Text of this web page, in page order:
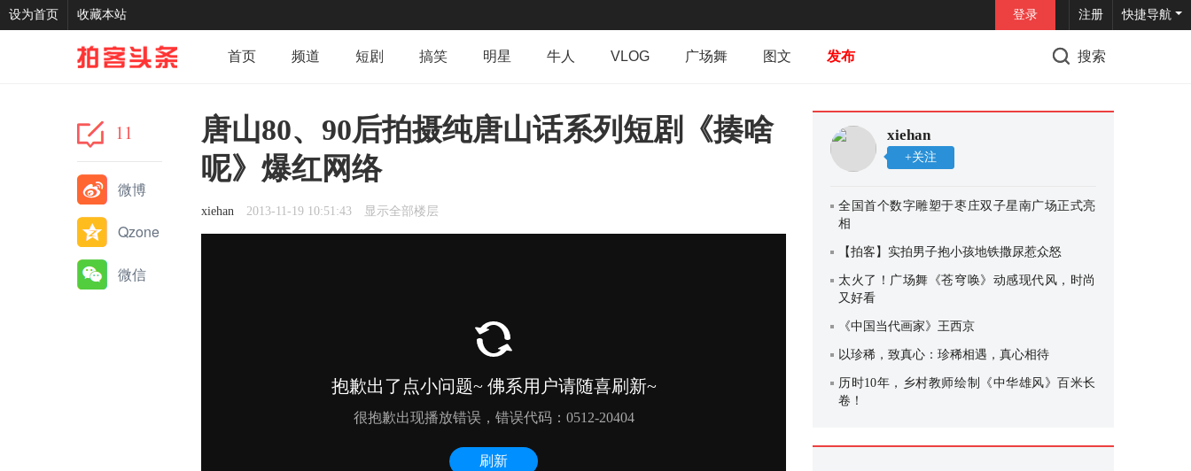
设为首页 收藏本站 快捷导航
登录 注册
首页 频道 短剧 搞笑 明星 牛人 VLOG 广场舞 图文 发布
导读
搜索
11
微博
Qzone
微信
唐山80、90后拍摄纯唐山话系列短剧《揍啥
呢》爆红网络
xiehan 2013-11-19 10:51:43 显示全部楼层
xiehan
+关注
全国首个数字雕塑于枣庄双子星南广场正式亮
相
【拍客】实拍男子抱小孩地铁撒尿惹众怒
太火了！广场舞《苍穹唤》动感现代风，时尚
又好看
《中国当代画家》王西京
以珍稀，致真心：珍稀相遇，真心相待
历时10年，乡村教师绘制《中华雄风》百米长
卷！